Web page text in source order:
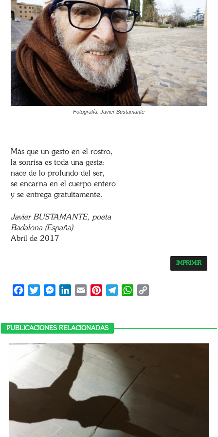
Fotografía: Javier Bustamante
Más que un gesto en el rostro,
la sonrisa es toda una gesta:
nace de lo profundo del ser,
se encarna en el cuerpo entero
y se entrega gratuitamente.
Javier BUSTAMANTE, poeta
Badalona (España)
Abril de 2017
IMPRIMIR
FacebookTwitterMessengerLinkedIn
Email PinterestTelegramWhatsApp
PUBLICACIONES RELACIONADAS